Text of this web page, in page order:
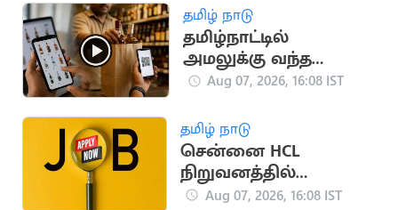
தமிழ் நாடு
தமிழ்நாட்டில்
அமலுக்கு வந்த
ஆன்லைன் மது
தகவல்
Aug 07, 2026, 16:08 IST
தமிழ் நாடு
சென்னை HCL
நிறுவனத்தில்
வேலைவாய்ப்பு:
Aug 07, 2026, 16:08 IST